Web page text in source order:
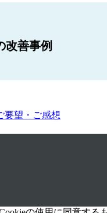
改善事例